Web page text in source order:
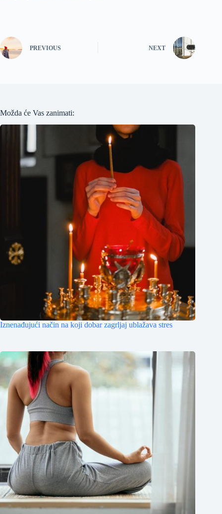
PREVIOUS NEXT
Možda će Vas zanimati:
Iznenađujući način na koji dobar zagrljaj ublažava stres